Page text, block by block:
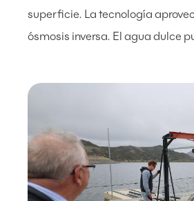
superficie. La tecnología
ósmosis inversa. El agua dulce